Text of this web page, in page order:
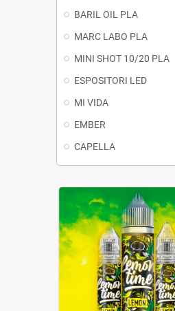
BARIL OIL PLA
MARC LABO PLA
MINI SHOT 10/20 PLA
ESPOSITORI LED
MI VIDA
EMBER
CAPELLA